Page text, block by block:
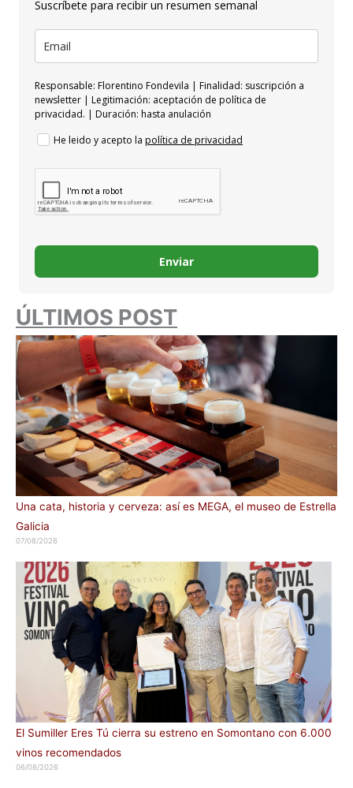
Suscríbete para recibir un resumen semanal
Responsable: Florentino Fondevila | Finalidad: suscripción a
newsletter | Legitimación: aceptación de política de
privacidad. | Duración: hasta anulación
He leido y acepto la política de privacidad
Enviar
ÚLTIMOS POST
Una cata, historia y cerveza: así es MEGA, el museo de Estrella
Galicia
07/08/2026
El Sumiller Eres Tú cierra su estreno en Somontano con 6.000
vinos recomendados
06/08/2026